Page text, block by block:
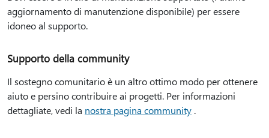
aggiornamento di manutenzione disponibile) per essere
idoneo al supporto.
Supporto della community
Il sostegno comunitario è un altro ottimo modo per ottenere
aiuto e persino contribuire ai progetti. Per informazioni
dettagliate, vedi la nostra pagina community .